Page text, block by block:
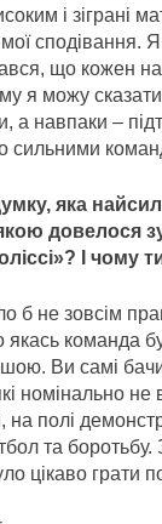
і зіграні
сподівання.
що кожен
я можу
а навпаки –
сильними
яка
довелося
І чому
б не зовсім
якась команда
Ви самі
номінально
полі
та боротьбу.
цікаво грати